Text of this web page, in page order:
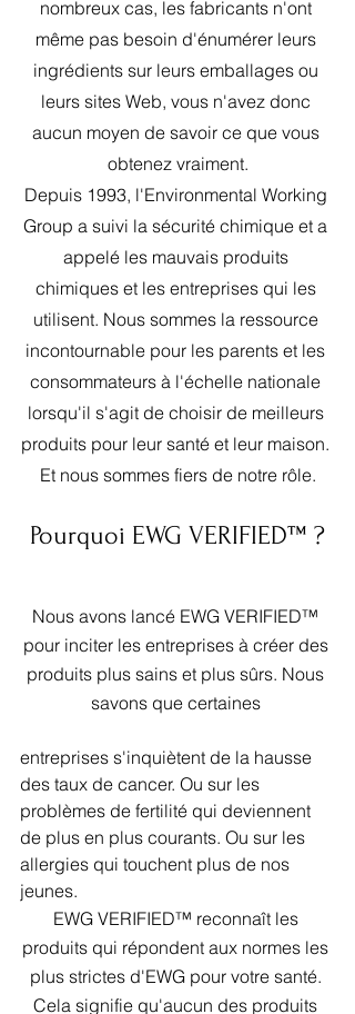
nombreux cas, les fabricants n'ont
même pas besoin d'énumérer leurs
ingrédients sur leurs emballages ou
leurs sites Web, vous n'avez donc
aucun moyen de savoir ce que vous
obtenez vraiment.
Depuis 1993, l'Environmental Working
Group a suivi la sécurité chimique et a
appelé les mauvais produits
chimiques et les entreprises qui les
utilisent. Nous sommes la ressource
incontournable pour les parents et les
consommateurs à l'échelle nationale
lorsqu'il s'agit de choisir de meilleurs
produits pour leur santé et leur maison.
Et nous sommes fiers de notre rôle.
Pourquoi EWG VERIFIED™ ?
Nous avons lancé EWG VERIFIED™
pour inciter les entreprises à créer des
produits plus sains et plus sûrs. Nous
savons que certaines
entreprises s'inquiètent de la hausse
des taux de cancer. Ou sur les
problèmes de fertilité qui deviennent
de plus en plus courants. Ou sur les
allergies qui touchent plus de nos
jeunes.
EWG VERIFIED™ reconnaît les
produits qui répondent aux normes les
plus strictes d'EWG pour votre santé.
Cela signifie qu'aucun des produits